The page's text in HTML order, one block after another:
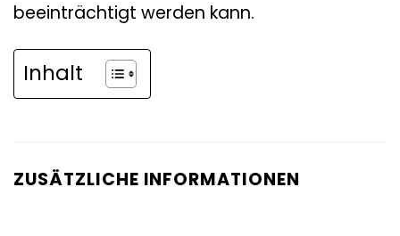
beeinträchtigt werden kann.
Inhalt
ZUSÄTZLICHE INFORMATIONEN